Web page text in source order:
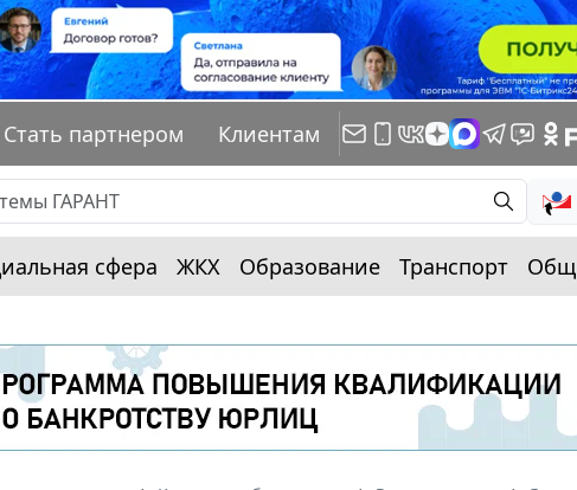
Стать партнером Клиентам
сфера ЖКХ Образование Транспорт